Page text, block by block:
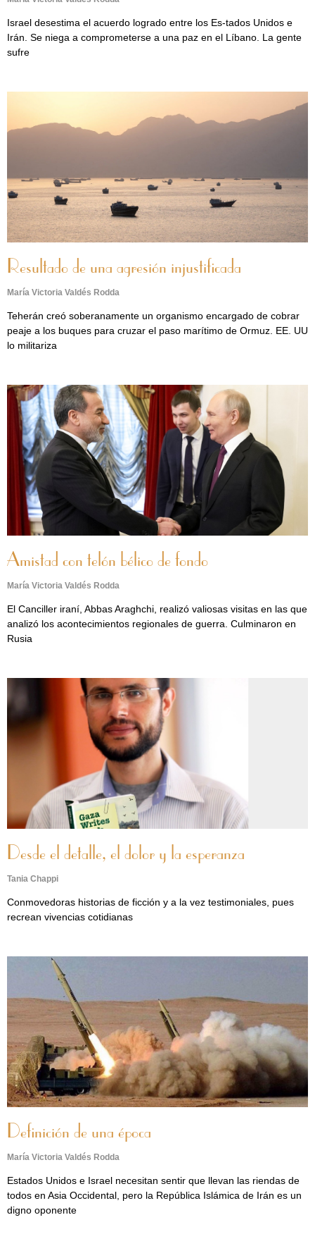
Israel desestima el acuerdo logrado entre los Es-tados Unidos e
Irán. Se niega a comprometerse a una paz en el Líbano. La gente
sufre
Resultado de una agresión injustificada
María Victoria Valdés Rodda
Teherán creó soberanamente un organismo encargado de cobrar
peaje a los buques para cruzar el paso marítimo de Ormuz. EE. UU
lo militariza
Amistad con telón bélico de fondo
María Victoria Valdés Rodda
El Canciller iraní, Abbas Araghchi, realizó valiosas visitas en las que
analizó los acontecimientos regionales de guerra. Culminaron en
Rusia
Desde el detalle, el dolor y la esperanza
Tania Chappi
Conmovedoras historias de ficción y a la vez testimoniales, pues
recrean vivencias cotidianas
Definición de una época
María Victoria Valdés Rodda
Estados Unidos e Israel necesitan sentir que llevan las riendas de
todos en Asia Occidental, pero la República Islámica de Irán es un
digno oponente